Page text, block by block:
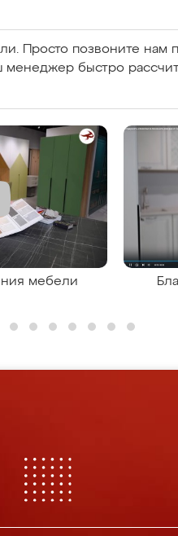
Просто позвоните нам
менеджер быстро
мебели